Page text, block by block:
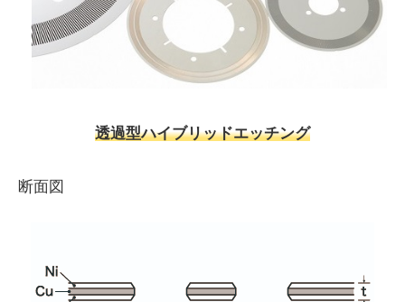
透過型ハイブリッドエッチング
断面図